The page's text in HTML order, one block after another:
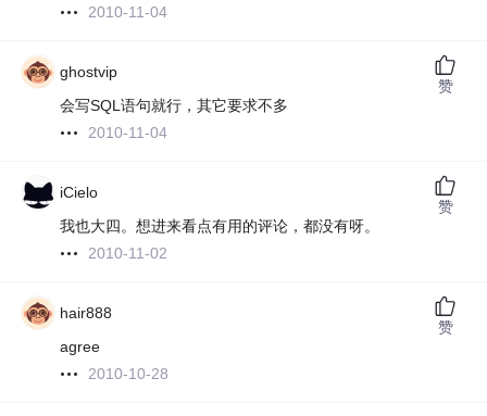
2010-11-04
ghostvip
会写SQL语句就行，其它要求不多
2010-11-04
赞
iCielo
我也大四。想进来看点有用的评论，都没有呀。
2010-11-02
赞
hair888
agree
2010-10-28
赞